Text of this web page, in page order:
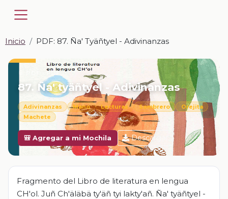
Inicio PDF: 87. Ña' Tyäñtyel - Adivinanzas
📎 PDF · PDF
87. Ña' tyäñtyel - Adivinanzas
Adivinanzas Mano Lecturas Sombrero
Orejita
Machete
🎒 Agregar a mi Mochila Descargar
Fragmento del Libro de literatura en lengua
CH'ol. Juñ Ch'äläbä ty'äñ tyi lakty'añ. Ña' tyäñtyel -